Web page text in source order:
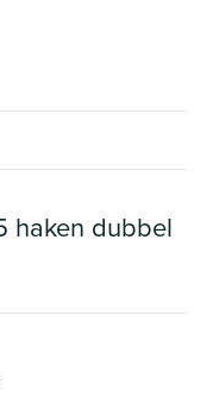
haken dubbel